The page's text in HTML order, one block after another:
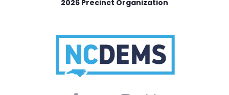
2026 Precinct Organization